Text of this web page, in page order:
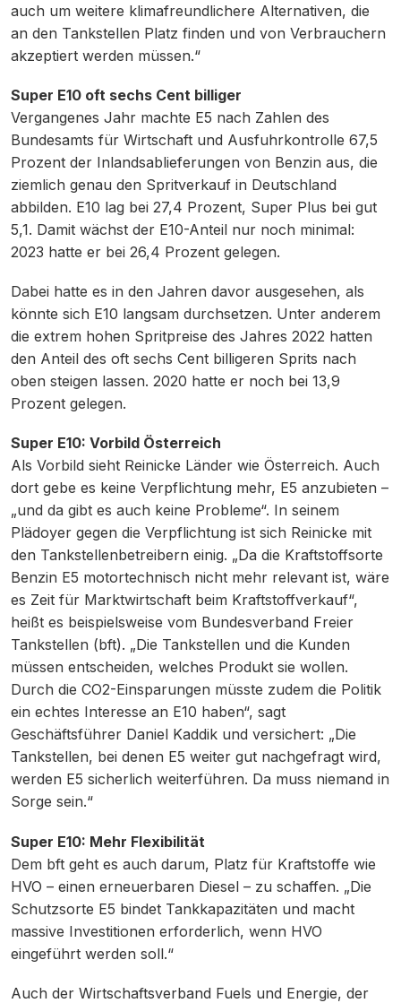
auch um weitere klimafreundlichere Alternativen, die
an den Tankstellen Platz finden und von Verbrauchern
akzeptiert werden müssen.“
Super E10 oft sechs Cent billiger
Vergangenes Jahr machte E5 nach Zahlen des
Bundesamts für Wirtschaft und Ausfuhrkontrolle 67,5
Prozent der Inlandsablieferungen von Benzin aus, die
ziemlich genau den Spritverkauf in Deutschland
abbilden. E10 lag bei 27,4 Prozent, Super Plus bei gut
5,1. Damit wächst der E10-Anteil nur noch minimal:
2023 hatte er bei 26,4 Prozent gelegen.
Dabei hatte es in den Jahren davor ausgesehen, als
könnte sich E10 langsam durchsetzen. Unter anderem
die extrem hohen Spritpreise des Jahres 2022 hatten
den Anteil des oft sechs Cent billigeren Sprits nach
oben steigen lassen. 2020 hatte er noch bei 13,9
Prozent gelegen.
Super E10: Vorbild Österreich
Als Vorbild sieht Reinicke Länder wie Österreich. Auch
dort gebe es keine Verpflichtung mehr, E5 anzubieten –
„und da gibt es auch keine Probleme“. In seinem
Plädoyer gegen die Verpflichtung ist sich Reinicke mit
den Tankstellenbetreibern einig. „Da die Kraftstoffsorte
Benzin E5 motortechnisch nicht mehr relevant ist, wäre
es Zeit für Marktwirtschaft beim Kraftstoffverkauf“,
heißt es beispielsweise vom Bundesverband Freier
Tankstellen (bft). „Die Tankstellen und die Kunden
müssen entscheiden, welches Produkt sie wollen.
Durch die CO2-Einsparungen müsste zudem die Politik
ein echtes Interesse an E10 haben“, sagt
Geschäftsführer Daniel Kaddik und versichert: „Die
Tankstellen, bei denen E5 weiter gut nachgefragt wird,
werden E5 sicherlich weiterführen. Da muss niemand in
Sorge sein.“
Super E10: Mehr Flexibilität
Dem bft geht es auch darum, Platz für Kraftstoffe wie
HVO – einen erneuerbaren Diesel – zu schaffen. „Die
Schutzsorte E5 bindet Tankkapazitäten und macht
massive Investitionen erforderlich, wenn HVO
eingeführt werden soll.“
Auch der Wirtschaftsverband Fuels und Energie, der